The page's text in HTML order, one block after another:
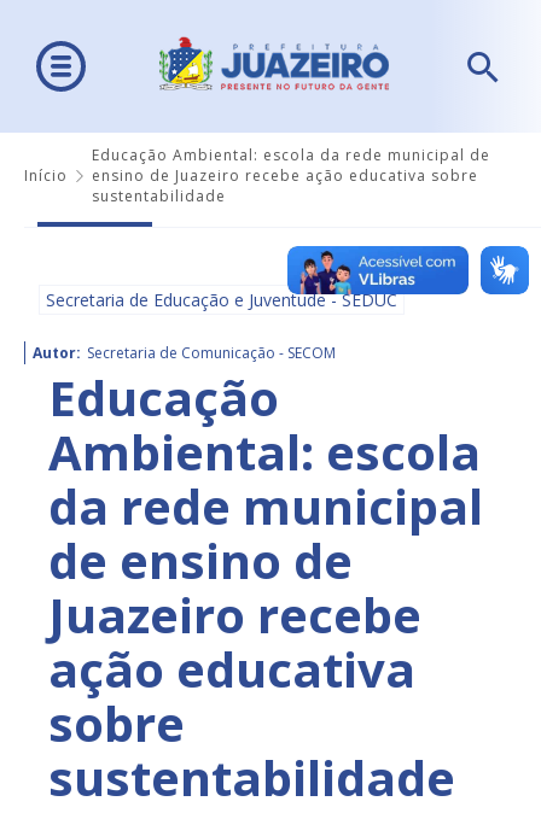
Início
Educação Ambiental: escola da rede municipal de
ensino de Juazeiro recebe ação educativa sobre
sustentabilidade
Secretaria de Educação e Juventude - SEDUC
Autor: Secretaria de Comunicação - SECOM
Educação
Ambiental: escola
da rede municipal
de ensino de
Juazeiro recebe
ação educativa
sobre
sustentabilidade